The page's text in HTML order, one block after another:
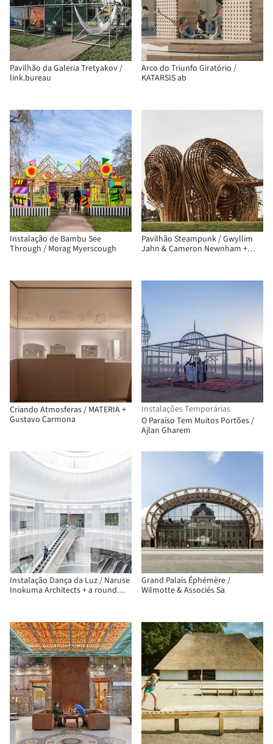
Pavilhão da Galeria Tretyakov /
link.bureau
Arco do Triunfo Giratório /
KATARSIS ab
Instalação de Bambu See
Through / Morag Myerscough
Pavilhão Steampunk / Gwyllim
Jahn & Cameron Newnham +
Criando Atmosferas / MATERIA +
Gustavo Carmona
Instalações Temporárias
O Paraíso Tem Muitos Portões /
Ajlan Gharem
Instalação Dança da Luz / Naruse
Inokuma Architects + a round
Grand Palais Éphémère /
Wilmotte & Associés Sa